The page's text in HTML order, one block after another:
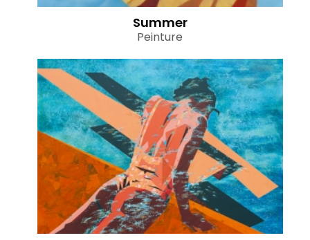
Summer
Peinture